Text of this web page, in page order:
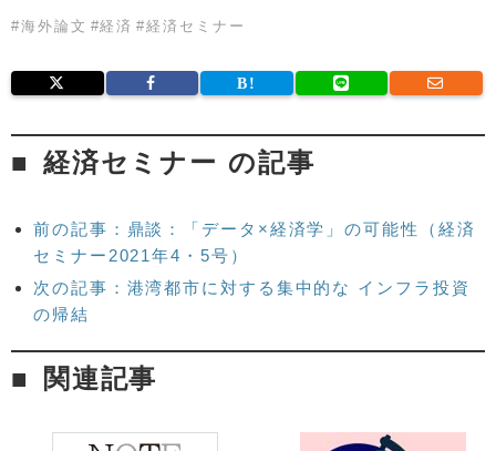
#海外論文 #経済 #経済セミナー
経済セミナー の記事
前の記事：鼎談：「データ×経済学」の可能性（経済
セミナー2021年4・5号）
次の記事：港湾都市に対する集中的な インフラ投資
の帰結
関連記事